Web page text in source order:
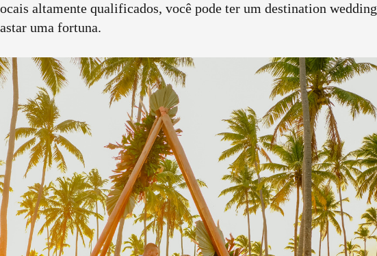
altamente qualificados, você pode ter um destination wedding
uma fortuna.